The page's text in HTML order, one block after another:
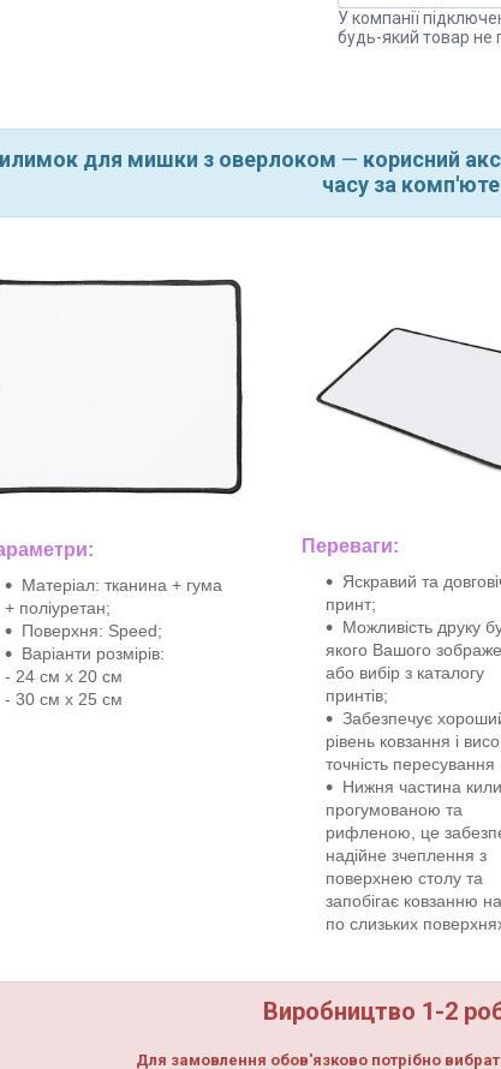
У компанії
будь-який товар не
для мишки з оверлоком — корисний
часу за
Матеріал: тканина + гума
+ поліуретан;
Поверхня: Speed;
Варіанти розмірів:
- 24 см х 20 см
- 30 см х 25 см
Переваги:
Яскравий та
принт;
Можливість друку
якого Вашого
або вибір з каталогу
принтів;
Забезпечує
рівень ковзання і
точність
Нижня частина
прогумованою та
рифленою, це
надійне зчеплення з
поверхнею столу та
запобігає ковзанню
по слизьких
Виробництво 1-2
Для замовлення обов'язково потрібно